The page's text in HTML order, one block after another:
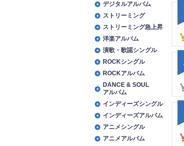
デジタルアルバム
ストリーミング
ストリーミング急上昇
洋楽アルバム
演歌・歌謡シングル
ROCKシングル
ROCKアルバム
DANCE & SOUL
アルバム
インディーズシングル
インディーズアルバム
アニメシングル
アニメアルバム